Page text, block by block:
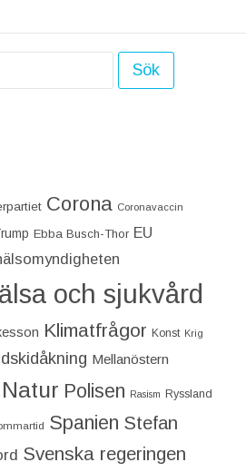
Corona Coronavaccin
Ebba Busch-Thor EU
och sjukvård
Klimatfrågor Konst Krig
Mellanöstern
Natur Polisen Rasism Ryssland
Spanien Stefan
Svenska regeringen